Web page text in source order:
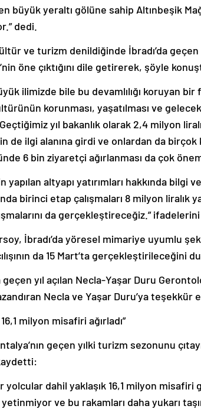
büyük yeraltı gölüne sahip Altınbeşik
dedi.
ve turizm denildiğinde İbradı’da
öne çıktığını dile getirerek, şöyle
ilimizde bile bu devamlılığı koruyan
korunması, yaşatılması ve
yıl bakanlık olarak 2,4 milyon
de ilgi alanına girdi ve onlardan da
6 bin ziyaretçi ağırlanması da çok
yapılan altyapı yatırımları hakkında bilgi
birinci etap çalışmaları 8 milyon liralık
da gerçekleştireceğiz.” ifadelerini
İbradı’da yöresel mimariye uyumlu
da 15 Mart’ta gerçekleştirileceğini
geçen yıl açılan Necla-Yaşar Duru
Necla ve Yaşar Duru’ya teşekkür
milyon misafiri ağırladı”
geçen yılki turizm sezonunu
yolcular dahil yaklaşık 16,1 milyon misafiri
ve bu rakamları daha yukarı